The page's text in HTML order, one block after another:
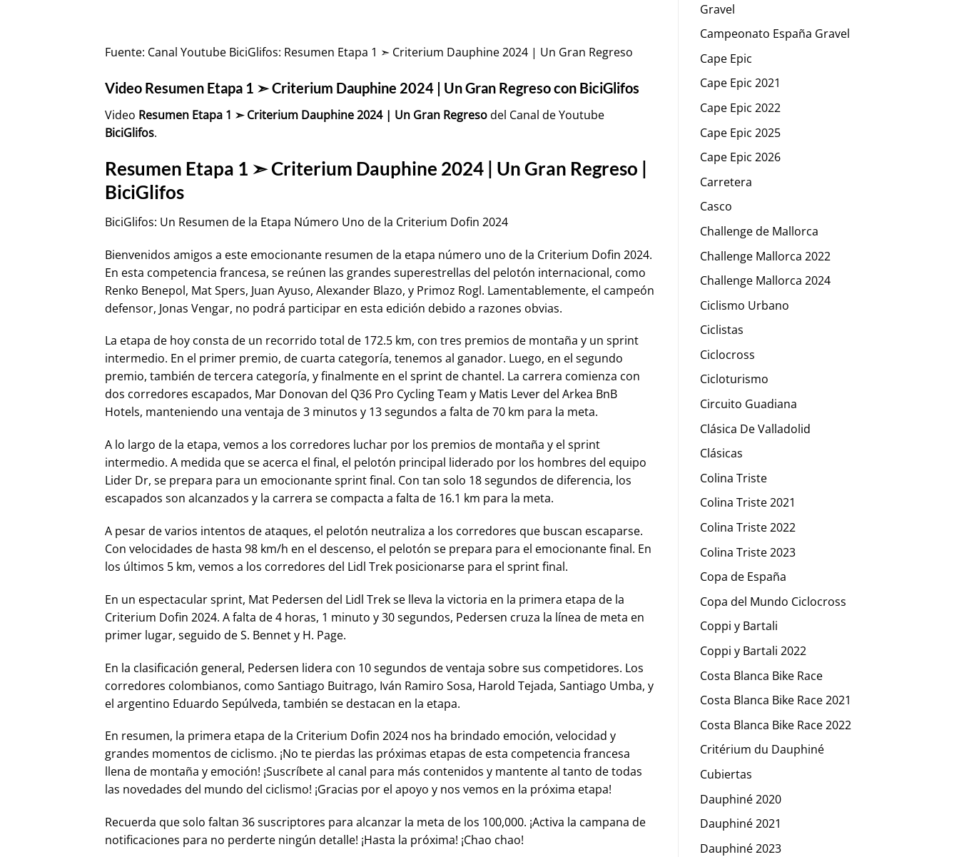
Fuente: Canal Youtube BiciGlifos: Resumen Etapa 1 ➣ Criterium Dauphine 2024 | Un Gran Regreso
Video Resumen Etapa 1 ➣ Criterium Dauphine 2024 | Un Gran Regreso con BiciGlifos
Video Resumen Etapa 1 ➣ Criterium Dauphine 2024 | Un Gran Regresodel Canal de Youtube
BiciGlifos.
Resumen Etapa 1 ➣ Criterium Dauphine 2024 | Un Gran Regreso |
BiciGlifos
BiciGlifos: Un Resumen de la Etapa Número Uno de la Criterium Dofin 2024
Bienvenidos amigos a este emocionante resumen de la etapa número uno de la Criterium Dofin 2024.
En esta competencia francesa, se reúnen las grandes superestrellas del pelotón internacional, como
Renko Benepol, Mat Spers, Juan Ayuso, Alexander Blazo, y Primoz Rogl. Lamentablemente, el campeón
defensor, Jonas Vengar, no podrá participar en esta edición debido a razones obvias.
La etapa de hoy consta de un recorrido total de 172.5 km, con tres premios de montaña y un sprint
intermedio. En el primer premio, de cuarta categoría, tenemos al ganador. Luego, en el segundo
premio, también de tercera categoría, y finalmente en el sprint de chantel. La carrera comienza con
dos corredores escapados, Mar Donovan del Q36 Pro Cycling Team y Matis Lever del Arkea BnB
Hotels, manteniendo una ventaja de 3 minutos y 13 segundos a falta de 70 km para la meta.
A lo largo de la etapa, vemos a los corredores luchar por los premios de montaña y el sprint
intermedio. A medida que se acerca el final, el pelotón principal liderado por los hombres del equipo
Lider Dr, se prepara para un emocionante sprint final. Con tan solo 18 segundos de diferencia, los
escapados son alcanzados y la carrera se compacta a falta de 16.1 km para la meta.
A pesar de varios intentos de ataques, el pelotón neutraliza a los corredores que buscan escaparse.
Con velocidades de hasta 98 km/h en el descenso, el pelotón se prepara para el emocionante final. En
los últimos 5 km, vemos a los corredores del Lidl Trek posicionarse para el sprint final.
En un espectacular sprint, Mat Pedersen del Lidl Trek se lleva la victoria en la primera etapa de la
Criterium Dofin 2024. A falta de 4 horas, 1 minuto y 30 segundos, Pedersen cruza la línea de meta en
primer lugar, seguido de S. Bennet y H. Page.
En la clasificación general, Pedersen lidera con 10 segundos de ventaja sobre sus competidores. Los
corredores colombianos, como Santiago Buitrago, Iván Ramiro Sosa, Harold Tejada, Santiago Umba, y
el argentino Eduardo Sepúlveda, también se destacan en la etapa.
En resumen, la primera etapa de la Criterium Dofin 2024 nos ha brindado emoción, velocidad y
grandes momentos de ciclismo. ¡No te pierdas las próximas etapas de esta competencia francesa
llena de montaña y emoción! ¡Suscríbete al canal para más contenidos y mantente al tanto de todas
las novedades del mundo del ciclismo! ¡Gracias por el apoyo y nos vemos en la próxima etapa!
Recuerda que solo faltan 36 suscriptores para alcanzar la meta de los 100,000. ¡Activa la campana de
notificaciones para no perderte ningún detalle! ¡Hasta la próxima! ¡Chao chao!
Gravel
Campeonato España Gravel
Cape Epic
Cape Epic 2021
Cape Epic 2022
Cape Epic 2025
Cape Epic 2026
Carretera
Casco
Challenge de Mallorca
Challenge Mallorca 2022
Challenge Mallorca 2024
Ciclismo Urbano
Ciclistas
Ciclocross
Cicloturismo
Circuito Guadiana
Clásica De Valladolid
Clásicas
Colina Triste
Colina Triste 2021
Colina Triste 2022
Colina Triste 2023
Copa de España
Copa del Mundo Ciclocross
Coppi y Bartali
Coppi y Bartali 2022
Costa Blanca Bike Race
Costa Blanca Bike Race 2021
Costa Blanca Bike Race 2022
Critérium du Dauphiné
Cubiertas
Dauphiné 2020
Dauphiné 2021
Dauphiné 2023